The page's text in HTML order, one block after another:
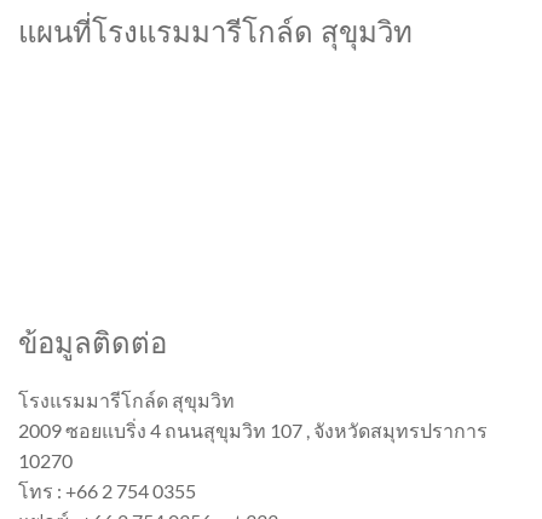
แผนที่โรงแรมมารีโกล์ด สุขุมวิท
ข้อมูลติดต่อ
โรงแรมมารีโกล์ด สุขุมวิท
2009 ซอยแบริ่ง 4 ถนนสุขุมวิท 107 , จังหวัดสมุทรปราการ
10270
โทร : +66 2 754 0355